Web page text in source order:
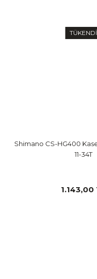
TÜKENDİ
Shimano CS-HG400
11-34T
1.143,00